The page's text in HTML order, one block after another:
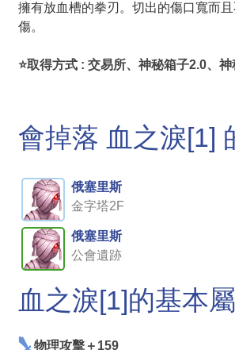
擁有放血槽的拳刃。切出的傷口寬而
傷。
⭐取得方式 : 交易所、神秘箱子2.0、
會掉落 血之淚[1]
俄塞里斯
金字塔2F
俄塞里斯
公會遺跡
血之淚[1]的基本
物理攻擊＋159